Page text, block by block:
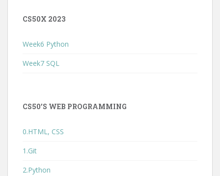
CS50X 2023
Week6 Python
Week7 SQL
CS50’S WEB PROGRAMMING
0.HTML, CSS
1.Git
2.Python